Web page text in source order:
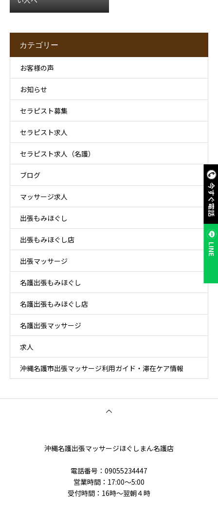
今すぐ電話
LINE
カテゴリー
お客様の声
お知らせ
セラピスト募集
セラピスト求人
セラピスト求人（名護）
ブログ
マッサージ求人
出張もみほぐし
出張もみほぐし店
出張マッサージ
名護出張もみほぐし
名護出張もみほぐし店
名護出張マッサージ
求人
沖縄名護市出張マッサージ利用ガイド・滞在ケア情報
沖縄名護出張マッサージほぐしまん名護店
電話番号‭：09055234447
営業時間：17:00～5:00
受付時間：16時〜翌朝４時